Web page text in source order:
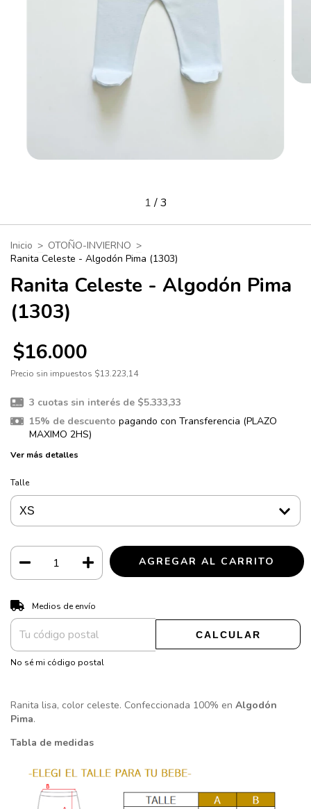
1/3
Inicio > OTOÑO-INVIERNO >
Ranita Celeste - Algodón Pima (1303)
Ranita Celeste - Algodón Pima
(1303)
$16.000
Precio sin impuestos $13.223,14
3 cuotas sin interés de $5.333,33
15% de descuento pagando con Transferencia (PLAZO
MAXIMO 2HS)
Ver más detalles
Talle
Entregas para el CP:
Medios de envío
CALCULAR
No sé mi código postal
Ranita lisa, color celeste. Confeccionada 100% en Algodón
Pima.
Tabla de medidas